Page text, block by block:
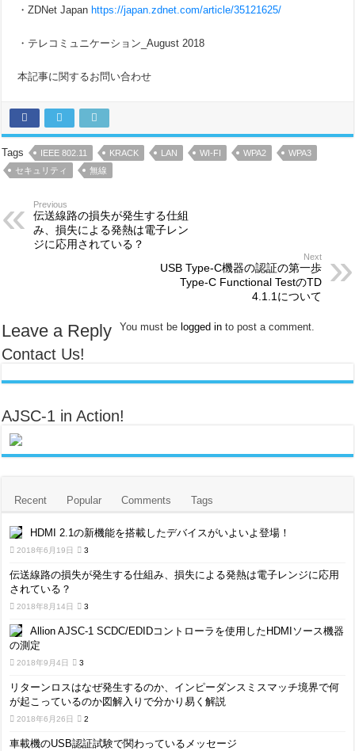
・ZDNet Japan https://japan.zdnet.com/article/35121625/
・テレコミュニケーション_August 2018
本記事に関するお問い合わせ
Tags IEEE 802.11 KRACK LAN WI-FI WPA2
WPA3
セキュリティ
無線
Previous
伝送線路の損失が発生する仕組
み、損失による発熱は電子レン
ジに応用されている？
Next
USB Type-C機器の認証の第一歩
Type-C Functional TestのTD
4.1.1について
Leave a Reply You must be logged in to post a comment.
Contact Us!
AJSC-1 in Action!
Recent Popular Comments Tags
HDMI 2.1の新機能を搭載したデバイスがいよいよ登場！
2018年6月19日 3
伝送線路の損失が発生する仕組み、損失による発熱は電子レンジに応用
されている？
2018年8月14日 3
Allion AJSC-1 SCDC/EDIDコントローラを使用したHDMIソース機器
の測定
2018年9月4日 3
リターンロスはなぜ発生するのか、インピーダンスミスマッチ境界で何
が起こっているのか図解入りで分かり易く解説
2018年6月26日 2
車載機のUSB認証試験で関わっているメッセージ